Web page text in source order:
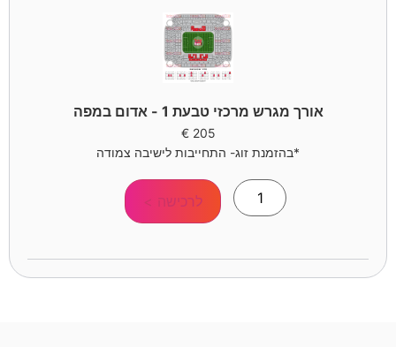
אורך מגרש מרכזי טבעת 1 - אדום במפה
205
€
*בהזמנת זוג- התחייבות לישיבה צמודה
לרכישה >